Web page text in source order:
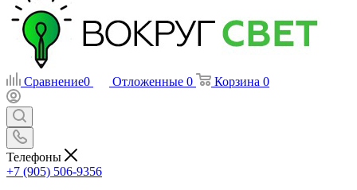
Сравнение0 Отложенные 0 Корзина 0
Телефоны
+7 (905) 506-9356